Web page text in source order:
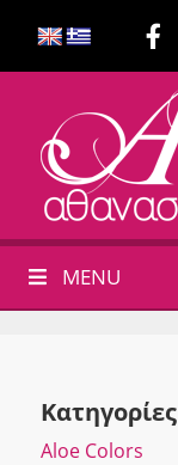
MENU
Κατηγορίες
Αloe Colors